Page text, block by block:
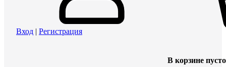
Вход | Регистрация
В корзине пусто